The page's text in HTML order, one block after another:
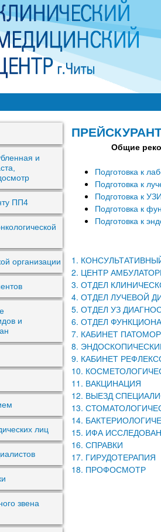
к
Общие
Подготовка к
Подготовка к
Подготовка к
Подготовка к
Подготовка к
1.
2. ЦЕНТР
3. ОТДЕЛ
4. ОТДЕЛ ЛУЧЕВОЙ
5. ОТДЕЛ УЗ
6. ОТДЕЛ
7. КАБИНЕТ
8.
9. КАБИНЕТ
10.
11. ВАКЦИНАЦИЯ
12. ВЫЕЗД
13.
14.
15. ИФА
16. СПРАВКИ
17. ГИРУДОТЕРАПИЯ
18. ПРОФОСМОТР
и
ПП4
организации
и
лиц
звена